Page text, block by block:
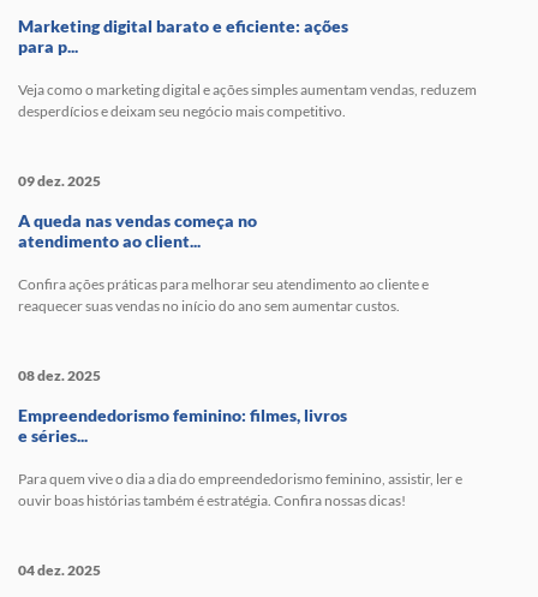
Marketing digital barato e eficiente: ações
para p...
Veja como o marketing digital e ações simples aumentam vendas, reduzem
desperdícios e deixam seu negócio mais competitivo.
09 dez. 2025
A queda nas vendas começa no
atendimento ao client...
Confira ações práticas para melhorar seu atendimento ao cliente e
reaquecer suas vendas no início do ano sem aumentar custos.
08 dez. 2025
Empreendedorismo feminino: filmes, livros
e séries...
Para quem vive o dia a dia do empreendedorismo feminino, assistir, ler e
ouvir boas histórias também é estratégia. Confira nossas dicas!
04 dez. 2025